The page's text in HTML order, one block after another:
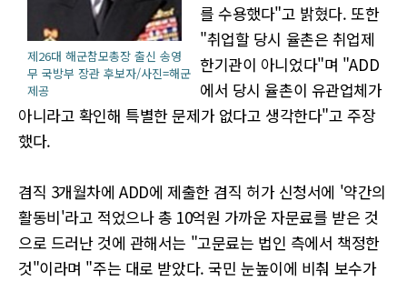
제26대 해군참모총장 출신 송영
무 국방부 장관 후보자/사진=해군
제공
를 수용했다"고 밝혔다. 또한
"취업할 당시 율촌은 취업제
한기관이 아니었다"며 "ADD
에서 당시 율촌이 유관업체가
아니라고 확인해 특별한 문제가 없다고 생각한다"고 주장
했다.
겸직 3개월차에 ADD에 제출한 겸직 허가 신청서에 '약간의
활동비'라고 적었으나 총 10억원 가까운 자문료를 받은 것
으로 드러난 것에 관해서는 "고문료는 법인 측에서 책정한
것"이라며 "주는 대로 받았다. 국민 눈높이에 비춰 보수가